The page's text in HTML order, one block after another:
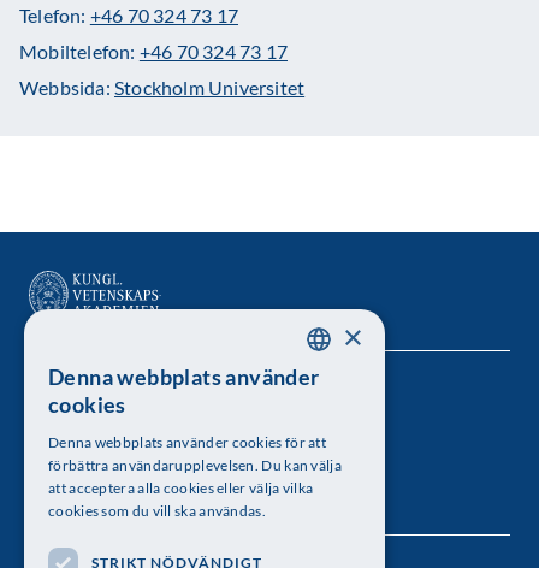
Telefon: +46 70 324 73 17
Mobiltelefon: +46 70 324 73 17
Webbsida: Stockholm Universitet
Kungl. Vetenskapsakademien
Besöksadress: Lilla Frescativägen 4A
Telefon: 08-673 95 00
SWEDISH
×
Denna webbplats använder
cookies
Denna webbplats använder cookies för att
förbättra användarupplevelsen. Du kan välja
att acceptera alla cookies eller välja vilka
cookies som du vill ska användas.
STRIKT NÖDVÄNDIGT